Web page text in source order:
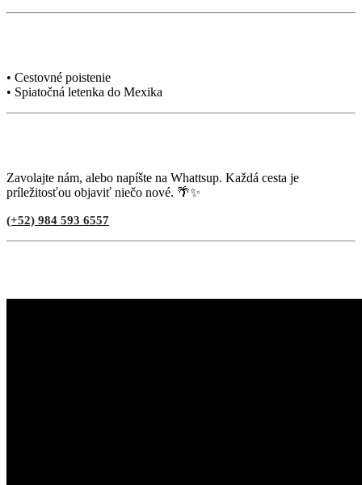
• Cestovné poistenie
• Spiatočná letenka do Mexika
Zavolajte nám, alebo napíšte na Whattsup. Každá cesta je
príležitosťou objaviť niečo nové. 🌴✨
(+52) 984 593 6557